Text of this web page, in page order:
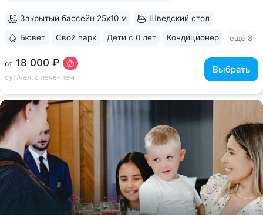
от 18 000 ₽
сут/чел, с лечением
Выбрать
Закрытый бассейн 25x10 м Шведский стол
Бювет Свой парк Дети с 0 лет Кондиционер ещё 8